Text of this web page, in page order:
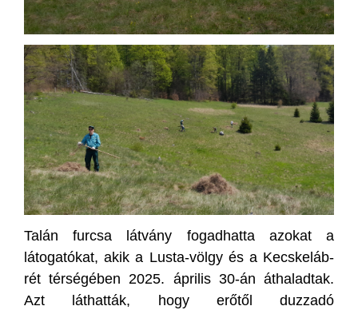
Talán furcsa látvány fogadhatta azokat a
látogatókat, akik a Lusta-völgy és a Kecskeláb-
rét térségében 2025. április 30-án áthaladtak.
Azt láthatták, hogy erőtől duzzadó